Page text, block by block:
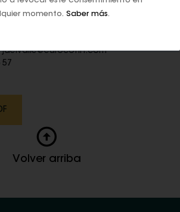
Volver arriba
momento. Saber más.